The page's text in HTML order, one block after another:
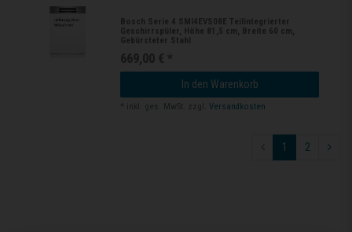
Bosch Serie 4 SMI4EVS08E Teilintegrierter
Geschirrspüler, Höhe 81,5 cm, Breite 60 cm,
Gebürsteter Stahl
669,00 € *
In den Warenkorb
* inkl. ges. MwSt. zzgl.Versandkosten
1 2